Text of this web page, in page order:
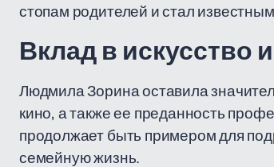
стопам родителей и стал
Вклад в искусство
Людмила Зорина оставила
кино, а также ее преданность
продолжает быть примером для
семейную жизнь.